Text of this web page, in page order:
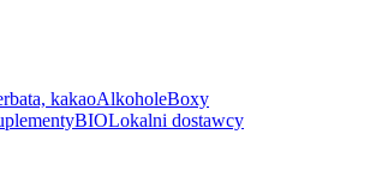
kakaoAlkoholeBoxy
BIOLokalni dostawcy